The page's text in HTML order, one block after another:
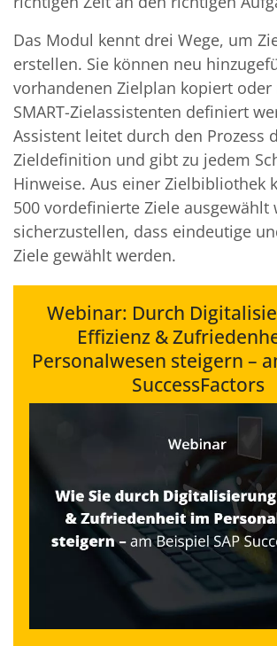
Das Modul kennt drei Wege, um
erstellen. Sie können neu
vorhandenen Zielplan kopiert
SMART-Zielassistenten definiert
Assistent leitet durch den Prozess
Zieldefinition und gibt zu jedem
Hinweise. Aus einer Zielbibliothek
500 vordefinierte Ziele ausgewählt
sicherzustellen, dass eindeutige
Ziele gewählt werden.
Webinar: Durch
Effizienz &
Personalwesen steigern –
SuccessFactors